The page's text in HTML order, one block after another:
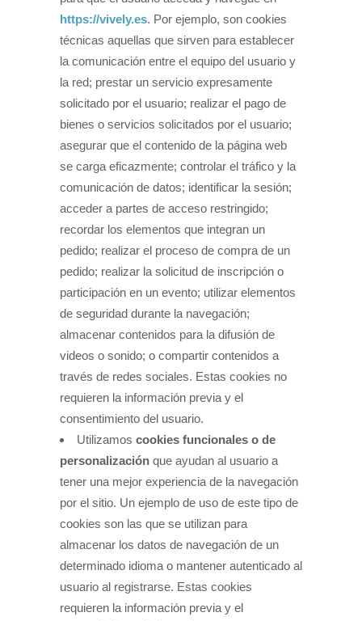
https://vively.es. Por ejemplo, son cookies
técnicas aquellas que sirven para establecer
la comunicación entre el equipo del usuario y
la red; prestar un servicio expresamente
solicitado por el usuario; realizar el pago de
bienes o servicios solicitados por el usuario;
asegurar que el contenido de la página web
se carga eficazmente; controlar el tráfico y la
comunicación de datos; identificar la sesión;
acceder a partes de acceso restringido;
recordar los elementos que integran un
pedido; realizar el proceso de compra de un
pedido; realizar la solicitud de inscripción o
participación en un evento; utilizar elementos
de seguridad durante la navegación;
almacenar contenidos para la difusión de
videos o sonido; o compartir contenidos a
través de redes sociales. Estas cookies no
requieren la información previa y el
consentimiento del usuario.
Utilizamos cookies funcionales o de
personalización que ayudan al usuario a
tener una mejor experiencia de la navegación
por el sitio. Un ejemplo de uso de este tipo de
cookies son las que se utilizan para
almacenar los datos de navegación de un
determinado idioma o mantener autenticado al
usuario al registrarse. Estas cookies
requieren la información previa y el